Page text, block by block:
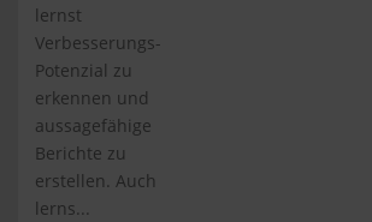
lernst
Verbesserungs-
Potenzial zu
erkennen und
aussagefähige
Berichte zu
erstellen. Auch
lerns...